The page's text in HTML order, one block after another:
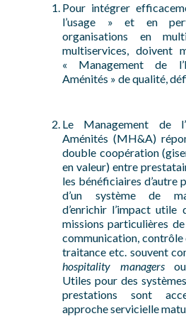
Pour intégrer
l’usage » et en
organisations en
multiservices, doivent
« Management de
Aménités » de qualité,
Le Management de
Aménités (MH&A)
double coopération
en valeur) entre
les bénéficiaires d’autre
d’un système de
d’enrichir l’impact utile
missions particulières
communication, contrôle
traitance etc. souvent
hospitality managers
Utiles pour des
prestations sont
approche servicielle